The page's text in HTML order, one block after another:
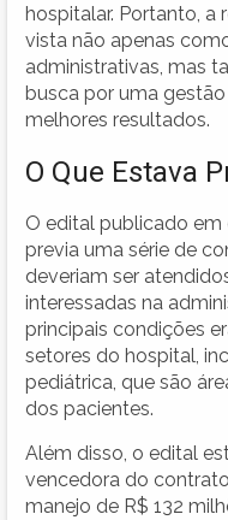
hospitalar. Portanto,
vista não apenas
administrativas, mas
busca por uma
melhores resultados.
O Que Estava
O edital publicado
previa uma série de
deveriam ser
interessadas na
principais condições
setores do hospital,
pediátrica, que são
dos pacientes.
Além disso, o edital
vencedora do
manejo de R$ 132